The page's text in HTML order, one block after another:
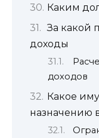
Каким
За какой
доходы
доходов
Какое
назначению